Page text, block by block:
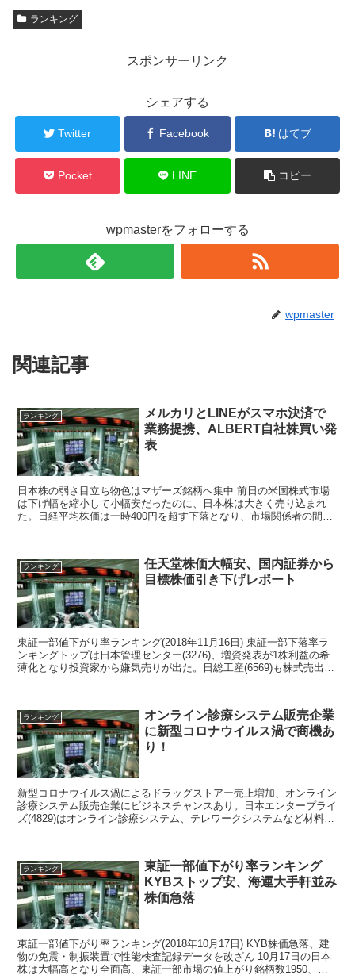
ランキング
スポンサーリンク
シェアする
Twitter Facebook はてブ
Pocket LINE コピー
wpmasterをフォローする
wpmaster
関連記事
ランキング
メルカリとLINEがスマホ決済で
業務提携、ALBERT自社株買い発
表
日本株の弱さ目立ち物色はマザーズ銘柄へ集中 前日の米国株式市場
は下げ幅を縮小して小幅安だったのに、日本株は大きく売り込まれ
た。日経平均株価は一時400円を超す下落となり、市場関係者の間に
ランキング
任天堂株価大幅安、国内証券から
目標株価引き下げレポート
東証一部値下がり率ランキング(2018年11月16日) 東証一部下落率ラ
ンキングトップは日本管理センター(3276)、増資発表が1株利益の希
薄化となり投資家から嫌気売りが出た。日総工産(6569)も株式売出し
ランキング
オンライン診療システム販売企業
に新型コロナウイルス渦で商機あ
り！
新型コロナウイルス渦によるドラッグストアー売上増加、オンライン
診療システム販売企業にビジネスチャンスあり。日本エンタープライ
ズ(4829)はオンライン診療システム、テレワークシステムなど材料
ランキング
東証一部値下がり率ランキング
KYBストップ安、海運大手軒並み
株価急落
東証一部値下がり率ランキング(2018年10月17日) KYB株価急落、建
物の免震・制振装置で性能検査記録データを改ざん 10月17日の日本
株は大幅高となり全面高、東証一部市場の値上がり銘柄数1950、値